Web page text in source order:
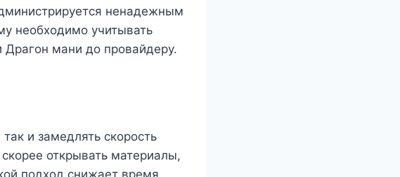
ненадежным
необходимо учитывать
Драгон мани до провайдеру.
и замедлять скорость
открывать материалы,
подход снижает время